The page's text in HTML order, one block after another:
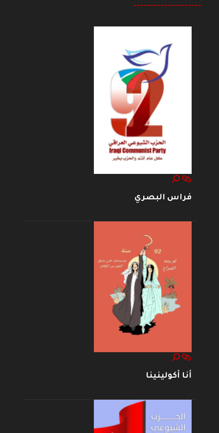
--------------------
فراس البصري
أنا أكولينينا